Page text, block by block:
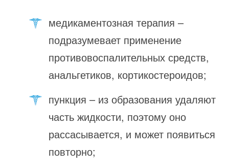
медикаментозная терапия –
подразумевает применение
противовоспалительных средств,
анальгетиков, кортикостероидов;
пункция – из образования удаляют
часть жидкости, поэтому оно
рассасывается, и может появиться
повторно;